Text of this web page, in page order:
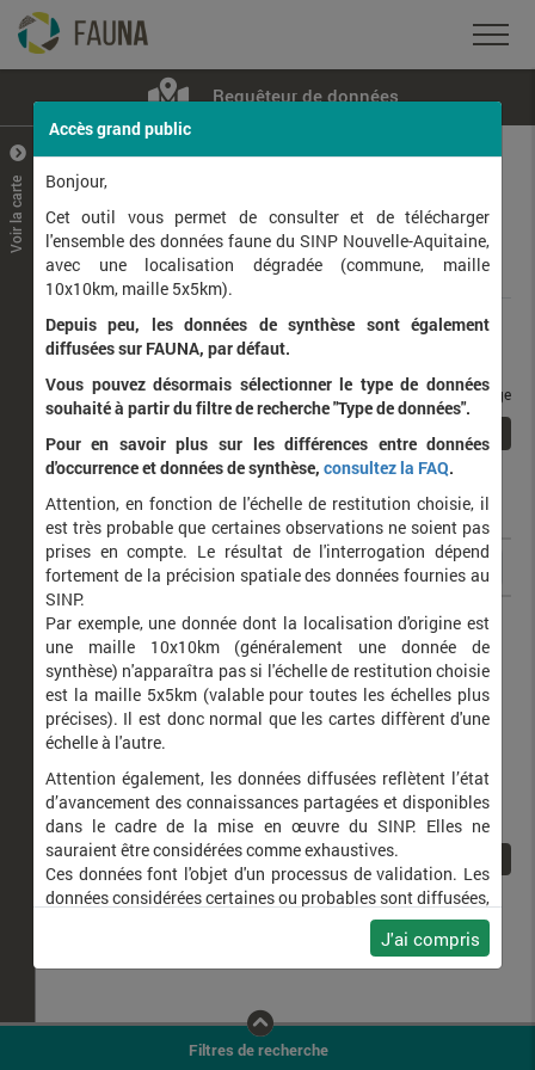
Requêteur de données
+
–
Voir la carte
Données
Rang taxonomique :
Affichage de1à 1sur1
taxons / page
Nom latin Nom vernaculaire
Cyprinus carpio Carpe commune
Filtres de recherche
Accès grand public
Bonjour,
Cet outil vous permet de consulter et de télécharger
l'ensemble des données faune du SINP Nouvelle-Aquitaine,
avec une localisation dégradée (commune, maille
10x10km, maille 5x5km).
Depuis peu, les données de synthèse sont également
diffusées sur FAUNA, par défaut.
Vous pouvez désormais sélectionner le type de données
souhaité à partir du filtre de recherche "Type de données".
Pour en savoir plus sur les différences entre données
d'occurrence et données de synthèse, consultez la FAQ.
Attention, en fonction de l'échelle de restitution choisie, il
est très probable que certaines observations ne soient pas
prises en compte. Le résultat de l'interrogation dépend
fortement de la précision spatiale des données fournies au
SINP.
Par exemple, une donnée dont la localisation d'origine est
une maille 10x10km (généralement une donnée de
synthèse) n'apparaîtra pas si l'échelle de restitution choisie
est la maille 5x5km (valable pour toutes les échelles plus
précises). Il est donc normal que les cartes diffèrent d'une
échelle à l'autre.
Attention également, les données diffusées reflètent l’état
d’avancement des connaissances partagées et disponibles
dans le cadre de la mise en œuvre du SINP. Elles ne
sauraient être considérées comme exhaustives.
Ces données font l'objet d'un processus de validation. Les
données considérées certaines ou probables sont diffusées,
ainsi que celles pour lesquelles la méthode n'est pas
J'ai compris